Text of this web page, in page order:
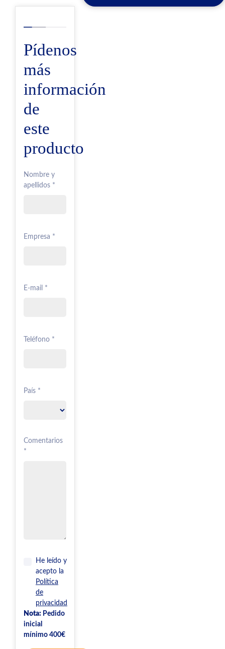
Pídenos
más
información
de
este
producto
Nombre y
apellidos *
Empresa *
E-mail *
Teléfono *
País *
Comentarios
*
He leído y
acepto la
Política
de
privacidad
Nota: Pedido
inicial
mínimo 400€